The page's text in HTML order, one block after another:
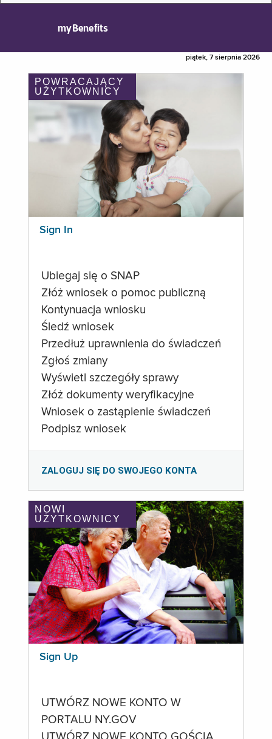
myBenefits
piątek, 7 sierpnia 2026
POWRACAJĄCY
UŻYTKOWNICY
Sign In
Ubiegaj się o SNAP
Złóż wniosek o pomoc publiczną
Kontynuacja wniosku
Śledź wniosek
Przedłuż uprawnienia do świadczeń
Zgłoś zmiany
Wyświetl szczegóły sprawy
Złóż dokumenty weryfikacyjne
Wniosek o zastąpienie świadczeń
Podpisz wniosek
ZALOGUJ SIĘ DO SWOJEGO KONTA
NOWI
UŻYTKOWNICY
Sign Up
UTWÓRZ NOWE KONTO W
PORTALU NY.GOV